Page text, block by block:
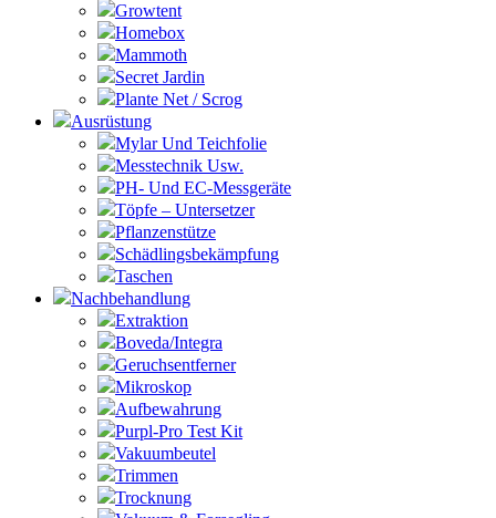
Growtent
Homebox
Mammoth
Secret Jardin
Plante Net / Scrog
Ausrüstung
Mylar Und Teichfolie
Messtechnik Usw.
PH- Und EC-Messgeräte
Töpfe – Untersetzer
Pflanzenstütze
Schädlingsbekämpfung
Taschen
Nachbehandlung
Extraktion
Boveda/Integra
Geruchsentferner
Mikroskop
Aufbewahrung
Purpl-Pro Test Kit
Vakuumbeutel
Trimmen
Trocknung